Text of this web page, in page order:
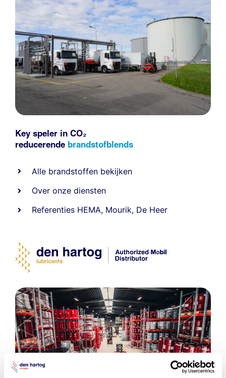
Key speler in CO₂
reducerende brandstofblends
Alle brandstoffen bekijken
Over onze diensten
Referenties HEMA, Mourik, De Heer